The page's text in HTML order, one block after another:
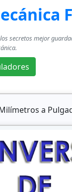
secretos mejor
a